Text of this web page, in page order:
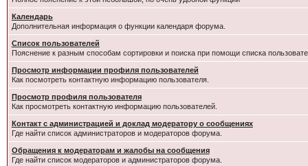
Календарь
Дополнительная информация о функции календаря форума.
Список пользователей
Пояснение к разным способам сортировки и поиска при помощи списка
Просмотр информации профиля пользователей
Как посмотреть контактную информацию пользователя.
Просмотр профиля пользователя
Как просмотреть контактную информацию пользователей.
Контакт с администрацией и доклад модератору о сообщениях
Где найти список администраторов и модераторов форума.
Обращения к модераторам и жалобы на сообщения
Где найти список модераторов и администраторов форума.